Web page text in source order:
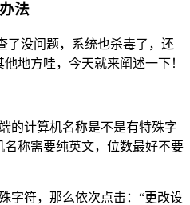
法
了没问题，系统也杀毒了，还
地方哇，今天就来阐述一下！
的计算机名称是不是有特殊字
称需要纯英文，位数最好不要
字符，那么依次点击：“更改设